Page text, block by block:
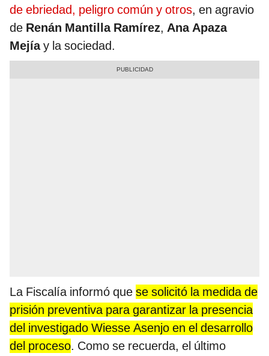
de ebriedad, peligro común y otros, en agravio
de Renán Mantilla Ramírez, Ana Apaza
Mejíay la sociedad.
La Fiscalía informó que se solicitó la medida de
prisión preventiva para garantizar la presencia
del investigado Wiesse Asenjo en el desarrollo
del proceso. Como se recuerda, el último